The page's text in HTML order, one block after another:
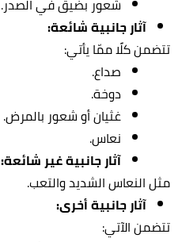
شعور بضيق في الصدر.
آثار جانبية شائعة:
تتضمن كلًا ممّا يأتي:
صداع.
دوخة.
غثيان أو شعور بالمرض.
نعاس.
آثار جانبية غير شائعة:
مثل النعاس الشديد والتعب.
آثار جانبية أخرى:
تتضمن الآتي: